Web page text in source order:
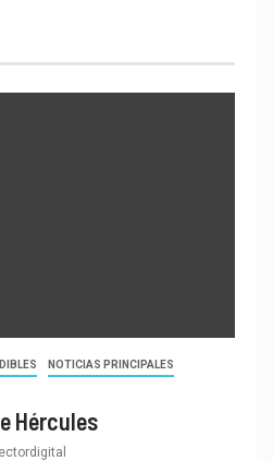
NOTICIAS PRINCIPALES
Hércules